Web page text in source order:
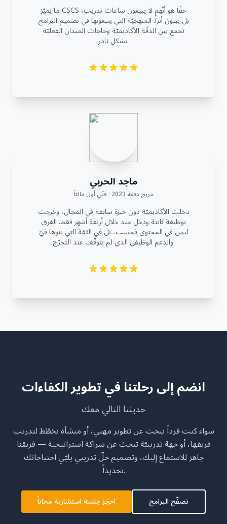
ما يميّز CSCS حقًا هو أنّهم لا يبيعون ساعات تدريب،
بل يبنون أثراً. المنهجيّة التي يتبعونها في تصميم البرامج
تجمع بين الدقّة الأكاديميّة وحاجات الميدان الفعليّة
بشكل نادر.
ماجد الحربي
خريج دفعة 2023 · فنّي أول حاليّاً
دخلت الأكاديميّة دون خبرة سابقة في المجال، وخرجت
بوظيفة ثابتة ودخل جيد خلال أربعة أشهر فقط. الفرق
ليس في المحتوى فحسب، بل في الثقة التي بنوها فيّ
والدعم الوظيفي الذي لم يتوقّف عند التخرّج.
انضم إلى رحلتنا في تطوير الكفاءات
حديثنا التالي معك
سواء كنت فرداً تبحث عن تطوير مهني، أو منشأة تخطّط لتدريب
فريقها، أو جهة تدريبيّة تبحث عن شراكة استراتيجية — فريقنا
جاهز للاستماع إليك، وتصميم حلّ تدريبي يلبّي احتياجاتك
تحديداً.
احجز جلسة استشارية مجاناً تصفّح البرامج